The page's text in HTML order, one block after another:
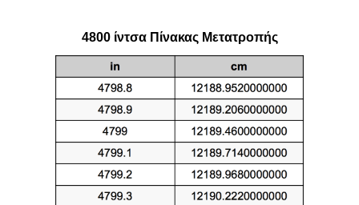
4800 ίντσα Πίνακας Μετατροπής